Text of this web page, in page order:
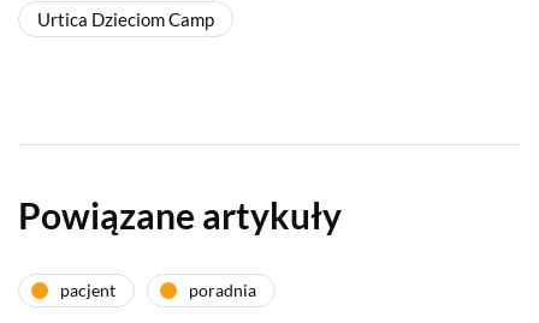
Urtica Dzieciom Camp
Powiązane artykuły
pacjent poradnia